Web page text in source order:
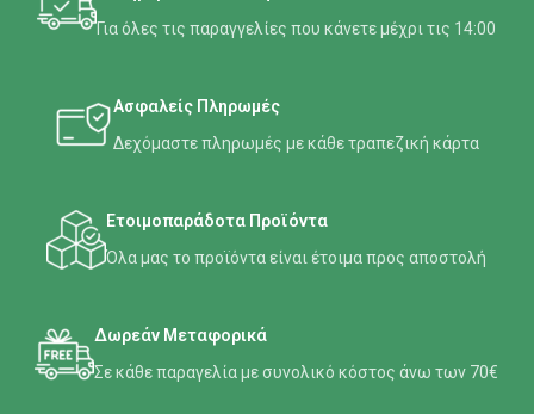
Για όλες τις παραγγελίες που κάνετε μέχρι τις 14:00
Ασφαλείς Πληρωμές
Δεχόμαστε πληρωμές με κάθε τραπεζική κάρτα
Ετοιμοπαράδοτα Προϊόντα
Όλα μας το προϊόντα είναι έτοιμα προς αποστολή
Δωρεάν Μεταφορικά
Σε κάθε παραγελία με συνολικό κόστος άνω των 70€